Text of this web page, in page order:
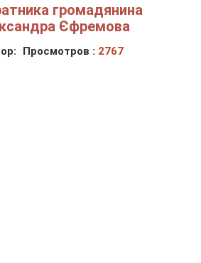
громадянина
Єфремова
Просмотров : 2767